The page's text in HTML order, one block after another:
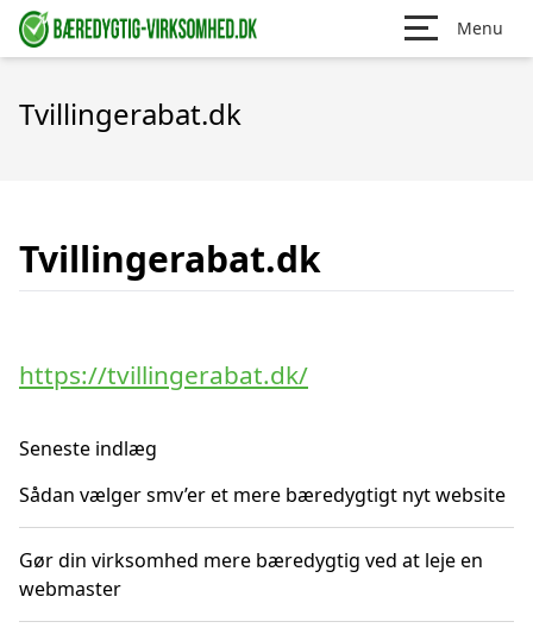
Menu
Tvillingerabat.dk
Tvillingerabat.dk
https://tvillingerabat.dk/
Seneste indlæg
Sådan vælger smv’er et mere bæredygtigt nyt website
Gør din virksomhed mere bæredygtig ved at leje en
webmaster